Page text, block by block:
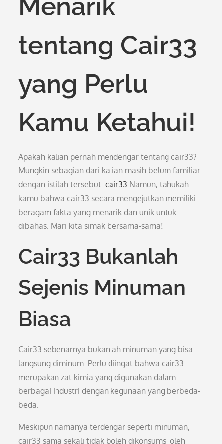
Menarik
tentang Cair33
yang Perlu
Kamu Ketahui!
Apakah kalian pernah mendengar tentang cair33?
Mungkin sebagian dari kalian masih belum familiar
dengan istilah tersebut.cair33 Namun, tahukah
kamu bahwa cair33 secara mengejutkan memiliki
beragam fakta yang menarik dan unik untuk
dibahas. Mari kita simak bersama-sama!
Cair33 Bukanlah
Sejenis Minuman
Biasa
Cair33 sebenarnya bukanlah minuman yang bisa
langsung diminum. Perlu diingat bahwa cair33
merupakan zat kimia yang digunakan dalam
berbagai industri dengan kegunaan yang berbeda-
beda.
Meskipun namanya terdengar seperti minuman,
cair33 sama sekali tidak boleh dikonsumsi oleh